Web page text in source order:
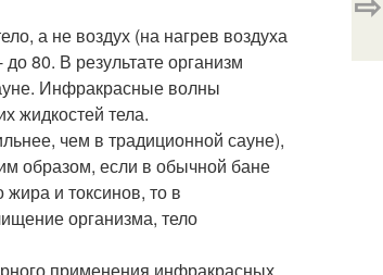
а не воздух (на нагрев воздуха
80. В результате организм
Инфракрасные волны
жидкостей тела.
чем в традиционной сауне),
образом, если в обычной бане
и токсинов, то в
организма, тело